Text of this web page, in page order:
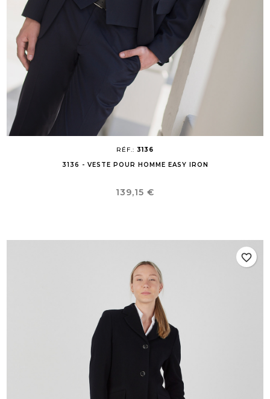
RÉF.: 3136
3136 - VESTE POUR HOMME EASY IRON
Prix
139,15 €
favorite_border